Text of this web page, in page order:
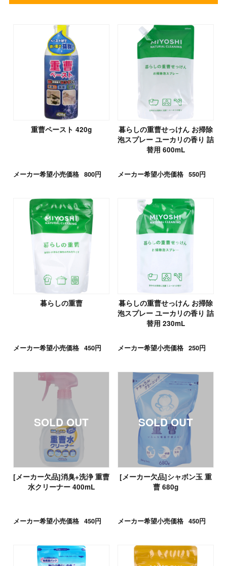
重曹ペースト 420g
メーカー希望小売価格 800円
暮らしの重曹せっけん お掃除
泡スプレー ユーカリの香り 詰
替用 600mL
メーカー希望小売価格 550円
暮らしの重曹
メーカー希望小売価格 450円
暮らしの重曹せっけん お掃除
泡スプレー ユーカリの香り 詰
替用 230mL
メーカー希望小売価格 250円
[メーカー欠品]消臭+洗浄 重曹
水クリーナー 400mL
メーカー希望小売価格 450円
[メーカー欠品]シャボン玉 重
曹 680g
メーカー希望小売価格 450円